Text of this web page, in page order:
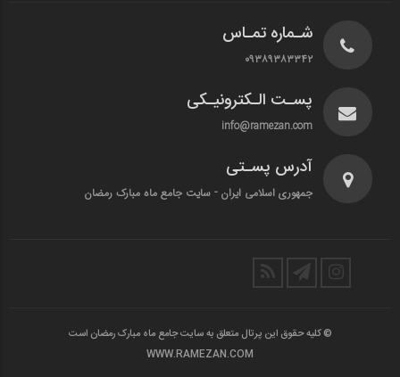
شـماره تمـاس
۰۹۳۸۹۳۸۳۳۴۲
پسـت الـکترونیـکی
info@ramezan.com
آدرس پسـتی
جمهوری اسلامی ایران - سایت جامع ماه مبارک رمضان
© کلیه حقوق این پرتال متعلق به سایت جامع ماه مبارک رمضان است
WWW.RAMEZAN.COM